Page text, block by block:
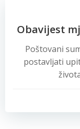
Obavijest
Poštovani
postavljati